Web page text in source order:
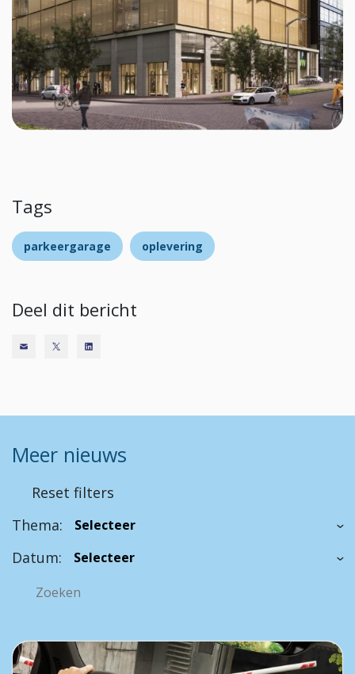
Tags
parkeergarage oplevering
Deel dit bericht
Meer nieuws
Reset filters
Thema:
Datum: